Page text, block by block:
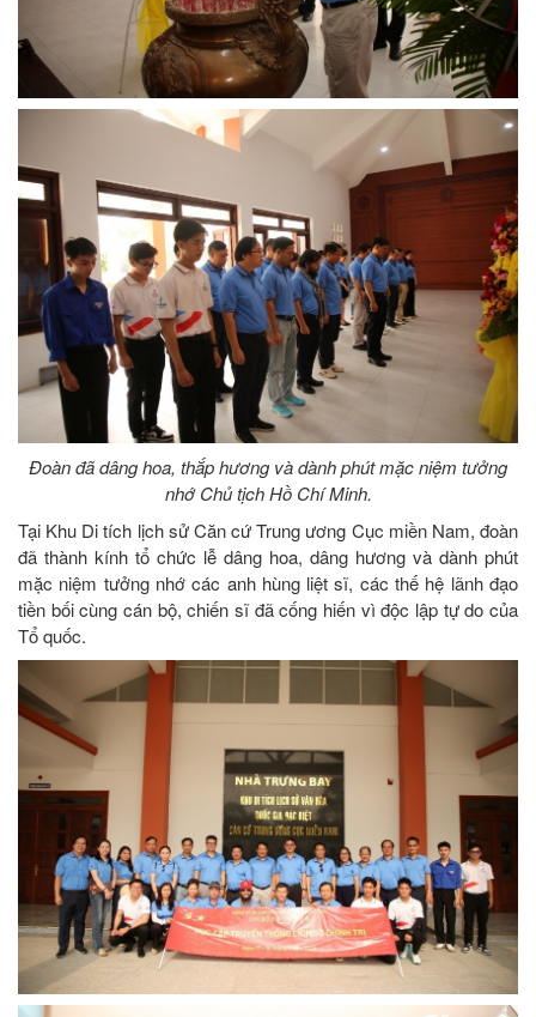
Đoàn đã dâng hoa, thắp hương và dành phút mặc niệm tưởng
nhớ Chủ tịch Hồ Chí Minh.
Tại Khu Di tích lịch sử Căn cứ Trung ương Cục miền Nam, đoàn
đã thành kính tổ chức lễ dâng hoa, dâng hương và dành phút
mặc niệm tưởng nhớ các anh hùng liệt sĩ, các thế hệ lãnh đạo
tiền bối cùng cán bộ, chiến sĩ đã cống hiến vì độc lập tự do của
Tổ quốc.